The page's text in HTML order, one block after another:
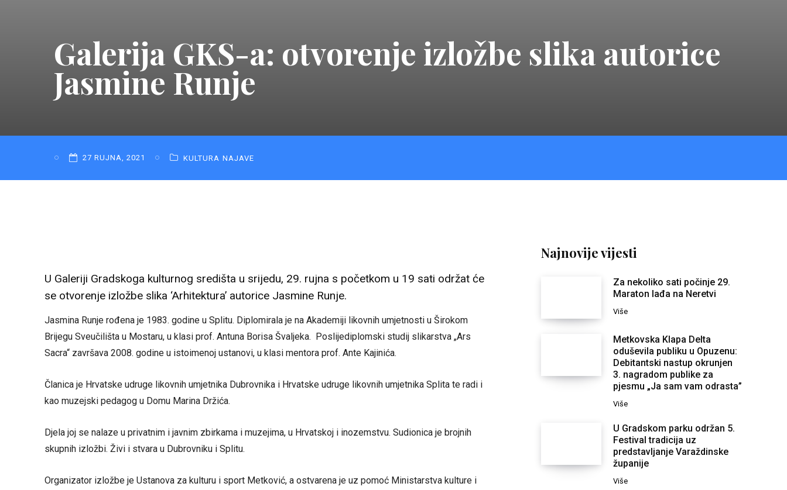
Galerija GKS-a: otvorenje izložbe slika autorice
Jasmine Runje
27 RUJNA, 2021 KULTURA NAJAVE
U Galeriji Gradskoga kulturnog središta u srijedu, 29. rujna s početkom u 19 sati održat će
se otvorenje izložbe slika ‘Arhitektura’ autorice Jasmine Runje.
Jasmina Runje rođena je 1983. godine u Splitu. Diplomirala je na Akademiji likovnih umjetnosti u Širokom
Brijegu Sveučilišta u Mostaru, u klasi prof. Antuna Borisa Švaljeka. Poslijediplomski studij slikarstva „Ars
Sacra“ završava 2008. godine u istoimenoj ustanovi, u klasi mentora prof. Ante Kajinića.
Članica je Hrvatske udruge likovnih umjetnika Dubrovnika i Hrvatske udruge likovnih umjetnika Splita te radi i
kao muzejski pedagog u Domu Marina Držića.
Djela joj se nalaze u privatnim i javnim zbirkama i muzejima, u Hrvatskoj i inozemstvu. Sudionica je brojnih
skupnih izložbi. Živi i stvara u Dubrovniku i Splitu.
Organizator izložbe je Ustanova za kulturu i sport Metković, a ostvarena je uz pomoć Ministarstva kulture i
Najnovije vijesti
Za nekoliko sati počinje 29.
Maraton lađa na Neretvi
Više
Metkovska Klapa Delta
oduševila publiku u Opuzenu:
Debitantski nastup okrunjen
3. nagradom publike za
pjesmu „Ja sam vam odrasta”
Više
U Gradskom parku održan 5.
Festival tradicija uz
predstavljanje Varaždinske
županije
Više